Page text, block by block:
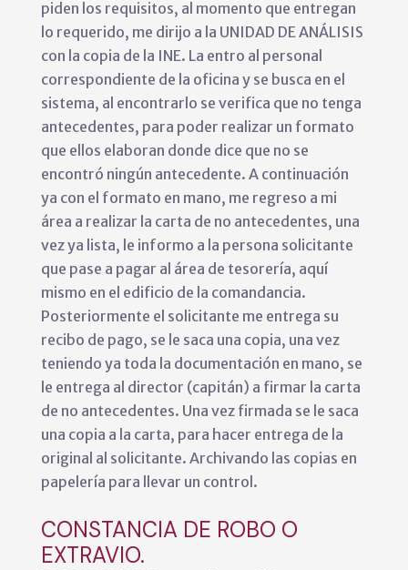
piden los requisitos, al momento que entregan
lo requerido, me dirijo a la UNIDAD DE ANÁLISIS
con la copia de la INE. La entro al personal
correspondiente de la oficina y se busca en el
sistema, al encontrarlo se verifica que no tenga
antecedentes, para poder realizar un formato
que ellos elaboran donde dice que no se
encontró ningún antecedente. A continuación
ya con el formato en mano, me regreso a mi
área a realizar la carta de no antecedentes, una
vez ya lista, le informo a la persona solicitante
que pase a pagar al área de tesorería, aquí
mismo en el edificio de la comandancia.
Posteriormente el solicitante me entrega su
recibo de pago, se le saca una copia, una vez
teniendo ya toda la documentación en mano, se
le entrega al director (capitán) a firmar la carta
de no antecedentes. Una vez firmada se le saca
una copia a la carta, para hacer entrega de la
original al solicitante. Archivando las copias en
papelería para llevar un control.
CONSTANCIA DE ROBO O
EXTRAVIO.